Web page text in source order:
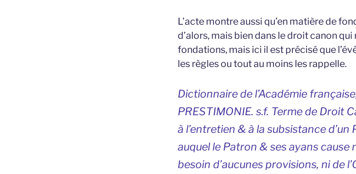
L’acte montre aussi qu’en matière de
d’alors, mais bien dans le droit canon
fondations, mais ici il est précisé que
les règles ou tout au moins les rappelle.
Dictionnaire de l’Académie
PRESTIMONIE. s.f. Terme de Droit
à l’entretien & à la subsistance
auquel le Patron & ses ayans
besoin d’aucunes provisions, ni de